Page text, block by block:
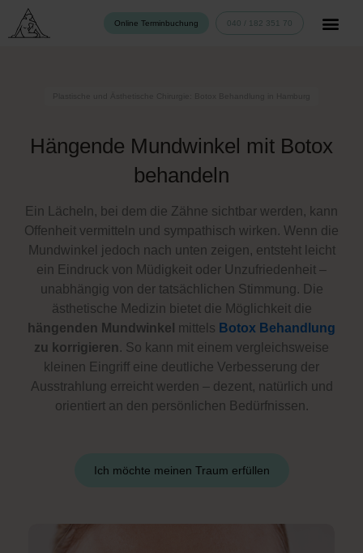
Inhalt
Online Terminbuchung 040 / 182 351 70
Hängende Mundwinkel mit Botox
behandeln
Ein Lächeln, bei dem die Zähne sichtbar werden, kann
Offenheit vermitteln und sympathisch wirken. Wenn die
Mundwinkel jedoch nach unten zeigen, entsteht leicht
ein Eindruck von Müdigkeit oder Unzufriedenheit –
unabhängig von der tatsächlichen Stimmung. Die
ästhetische Medizin bietet die Möglichkeit die
hängenden Mundwinkel mittels Botox Behandlung
zu korrigieren. So kann mit einem vergleichsweise
kleinen Eingriff eine deutliche Verbesserung der
Ausstrahlung erreicht werden – dezent, natürlich und
orientiert an den persönlichen Bedürfnissen.
Ich möchte meinen Traum erfüllen